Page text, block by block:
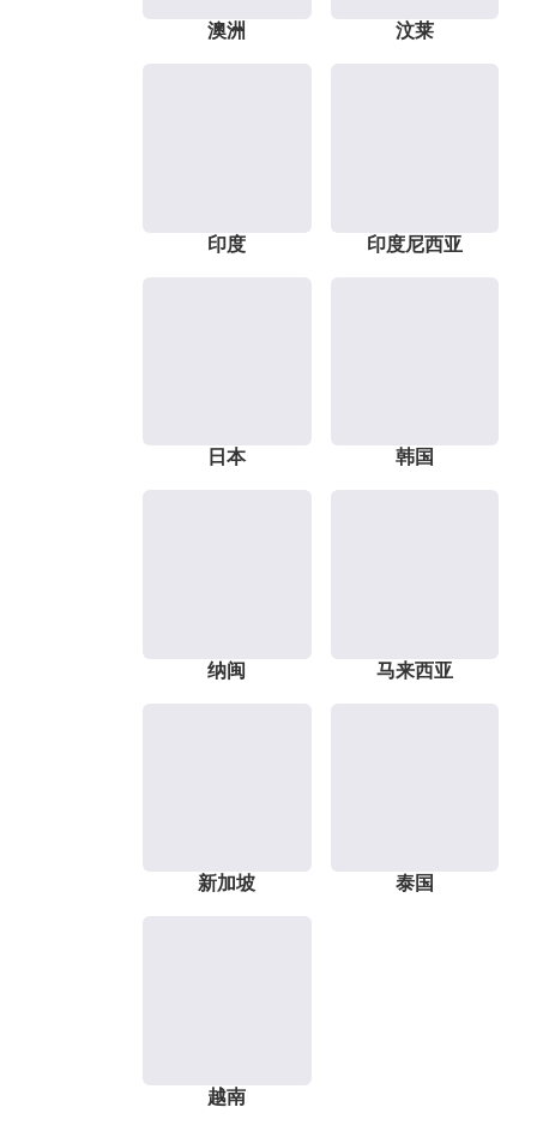
澳洲 汶莱
印度 印度尼西亚
日本 韩国
纳闽 马来西亚
新加坡 泰国
越南